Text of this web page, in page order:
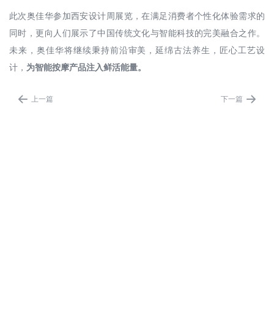
此次奥佳华参加西安设计周展览，在满足消费者个性化体验需求的
同时，更向人们展示了中国传统文化与智能科技的完美融合之作。
未来，奥佳华将继续秉持前沿审美，延绵古法养生，匠心工艺设
计， 为智能按摩产品注入鲜活能量。
 上一篇 下一篇 